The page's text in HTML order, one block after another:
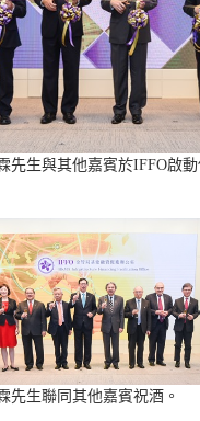
先生與其他嘉賓於IFFO啟
先生聯同其他嘉賓祝酒。